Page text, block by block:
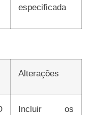
especificada
Alterações
Incluir os